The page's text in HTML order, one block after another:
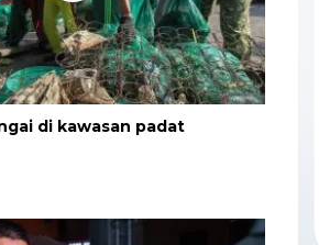
di kawasan padat